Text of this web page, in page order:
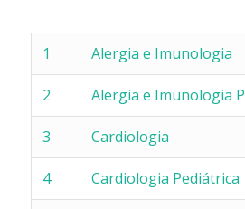
1 Alergia e Imunologia
2 Alergia e Imunologia
3 Cardiologia
4 Cardiologia Pediátrica